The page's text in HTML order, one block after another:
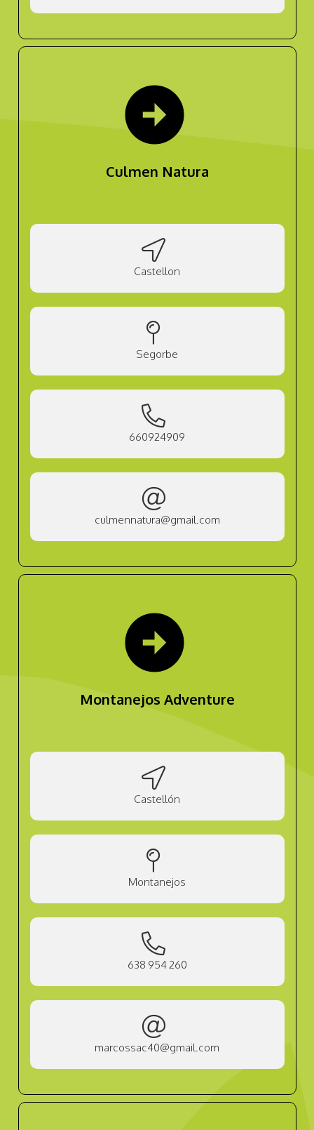
arrow_circle_right
Culmen Natura
Castellon
Segorbe
660924909
culmennatura@gmail.com
arrow_circle_right
Montanejos Adventure
Castellón
Montanejos
638 954 260
marcossac40@gmail.com